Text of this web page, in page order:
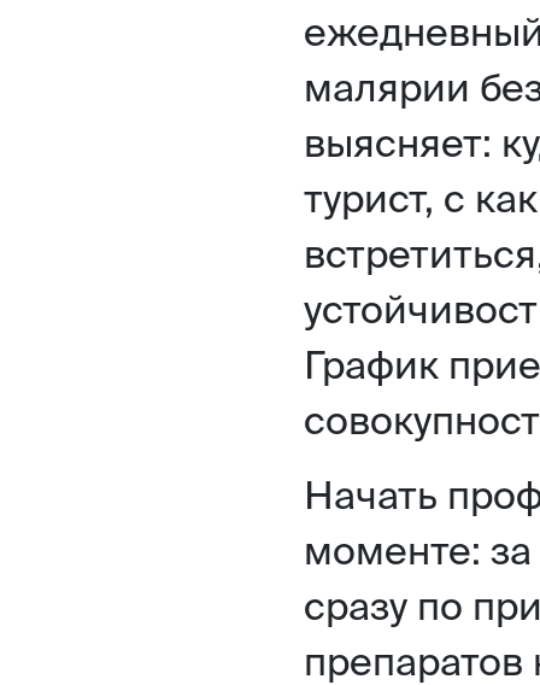
малярии
выясняет:
турист, с
График
Начать
моменте:
сразу по
препаратов